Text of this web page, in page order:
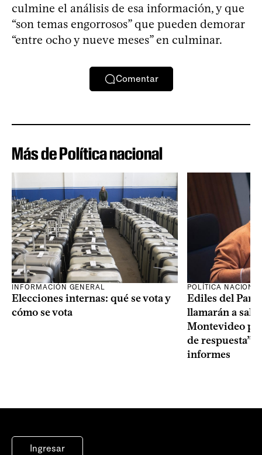
culmine el análisis de esa información, y que
“son temas engorrosos” que pueden demorar
“entre ocho y nueve meses” en culminar.
Comentar
Más de Política nacional
INFORMACIÓN GENERAL
Elecciones internas: qué se vota y
cómo se vota
POLÍTICA
Ediles del
llamarán a sala
Montevideo
de respuesta”
informes
Ingresar